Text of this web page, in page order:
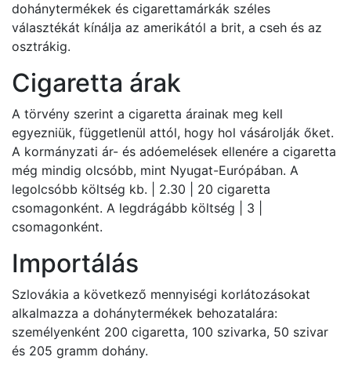
dohánytermékek és cigarettamárkák széles
választékát kínálja az amerikától a brit, a cseh és az
osztrákig.
Cigaretta árak
A törvény szerint a cigaretta árainak meg kell
egyezniük, függetlenül attól, hogy hol vásárolják őket.
A kormányzati ár- és adóemelések ellenére a cigaretta
még mindig olcsóbb, mint Nyugat-Európában. A
legolcsóbb költség kb. | 2.30 | 20 cigaretta
csomagonként. A legdrágább költség | 3 |
csomagonként.
Importálás
Szlovákia a következő mennyiségi korlátozásokat
alkalmazza a dohánytermékek behozatalára:
személyenként 200 cigaretta, 100 szivarka, 50 szivar
és 205 gramm dohány.